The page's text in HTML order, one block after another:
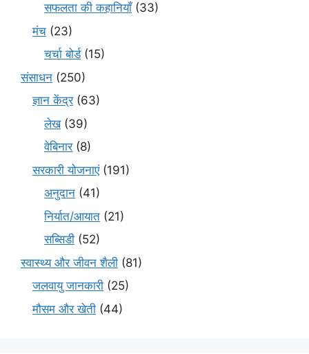
सफलता की कहानियाँ(33)
मंच (23)
चर्चा बोर्ड(15)
संसाधन (250)
ज्ञान केंद्र(63)
लेख(39)
वेबिनार(8)
सरकारी योजनाएं(191)
अनुदान (41)
निर्यात/आयात (21)
सब्सिडी (52)
स्वास्थ्य और जीवन शैली (81)
जलवायु जानकारी (25)
मौसम और खेती (44)